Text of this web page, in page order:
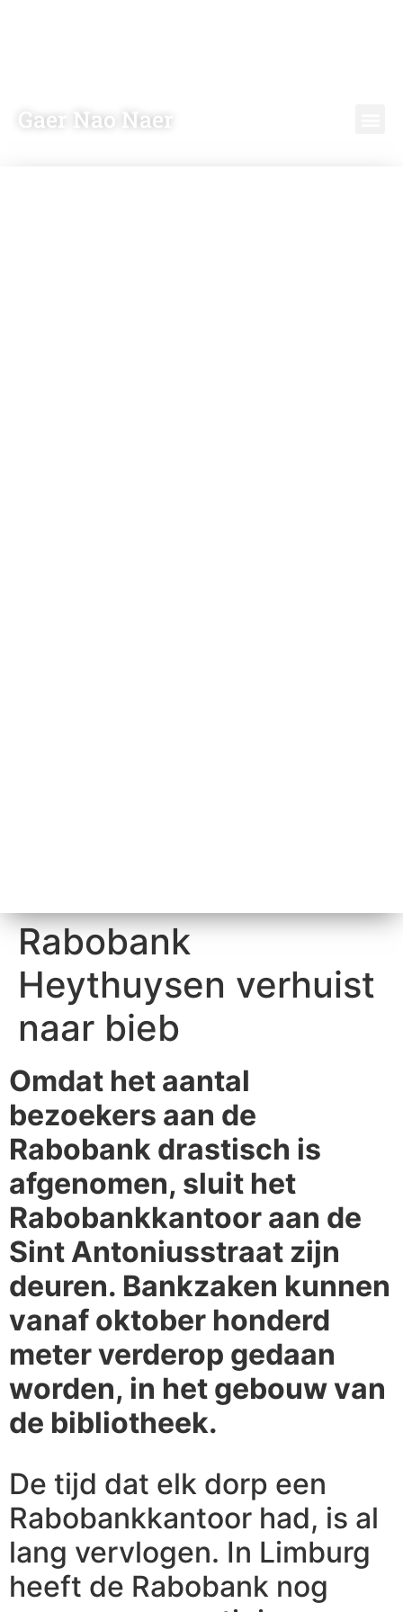
Gaer Nao Naer
Rabobank
Heythuysen verhuist
naar bieb
Omdat het aantal
bezoekers aan de
Rabobank drastisch is
afgenomen, sluit het
Rabobankkantoor aan de
Sint Antoniusstraat zijn
deuren. Bankzaken kunnen
vanaf oktober honderd
meter verderop gedaan
worden, in het gebouw van
de bibliotheek.
De tijd dat elk dorp een
Rabobankkantoor had, is al
lang vervlogen. In Limburg
heeft de Rabobank nog